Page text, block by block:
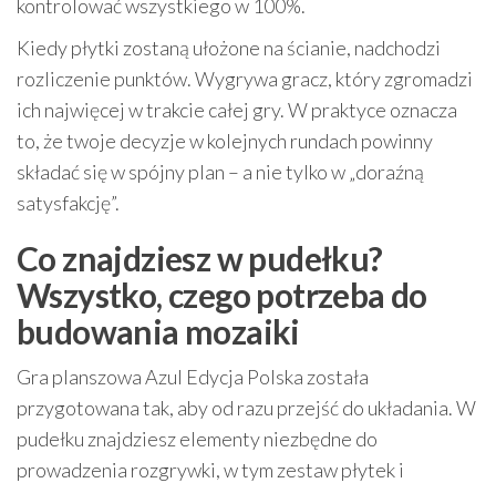
kontrolować wszystkiego w 100%.
Kiedy płytki zostaną ułożone na ścianie, nadchodzi
rozliczenie punktów. Wygrywa gracz, który zgromadzi
ich najwięcej w trakcie całej gry. W praktyce oznacza
to, że twoje decyzje w kolejnych rundach powinny
składać się w spójny plan – a nie tylko w „doraźną
satysfakcję”.
Co znajdziesz w pudełku?
Wszystko, czego potrzeba do
budowania mozaiki
Gra planszowa Azul Edycja Polska została
przygotowana tak, aby od razu przejść do układania. W
pudełku znajdziesz elementy niezbędne do
prowadzenia rozgrywki, w tym zestaw płytek i